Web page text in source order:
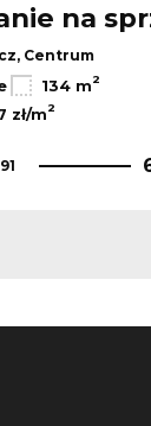
na
Centrum
134 m2
zł/m2